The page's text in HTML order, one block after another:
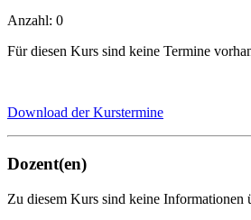
Anzahl: 0
Für diesen Kurs sind keine Termine
Download der Kurstermine
Dozent(en)
Zu diesem Kurs sind keine Informationen